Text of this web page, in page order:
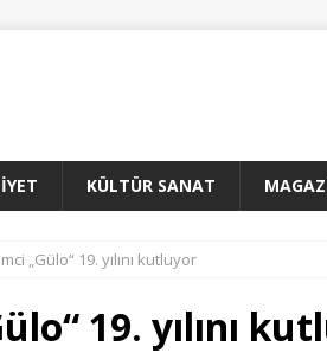
KÜLTÜR SANAT
„Gülo“ 19. yılını kutluyor
19. yılını